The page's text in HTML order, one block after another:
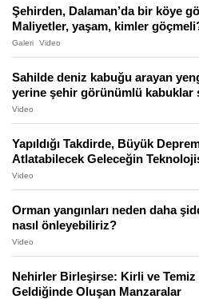
Şehirden, Dalaman’da bir köye
Maliyetler, yaşam, kimler
Galeri Video
Sahilde deniz kabuğu arayan
yerine şehir görünümlü kabuklar
Video
Yapıldığı Takdirde, Büyük
Atlatabilecek Geleceğin
Video
Orman yangınları neden daha
nasıl önleyebiliriz?
Video
Nehirler Birleşirse: Kirli ve Temiz
Geldiğinde Oluşan Manzaralar